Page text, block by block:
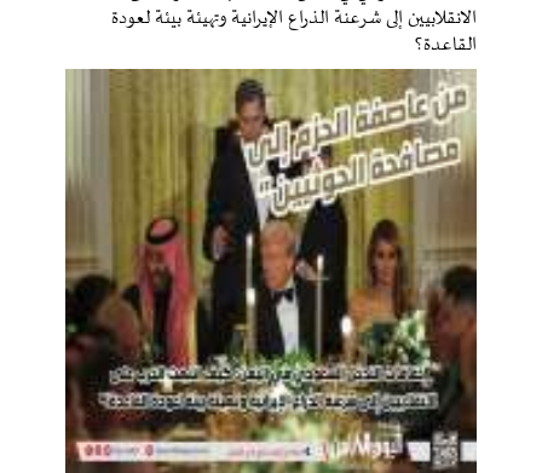
الانقلابيين إلى شرعنة الذراع الإيرانية وتهيئة بيئة لعودة
القاعدة؟